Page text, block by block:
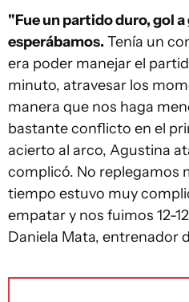
"Fue un partido duro, gol a
esperábamos. Tenía un
era poder manejar el
minuto, atravesar los
manera que nos haga
bastante conflicto en el
acierto al arco, Agustina
complicó. No replegamos
tiempo estuvo muy
empatar y nos fuimos 12-
Daniela Mata, entrenador